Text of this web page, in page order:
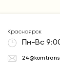
Красноярск
Пн-Вс